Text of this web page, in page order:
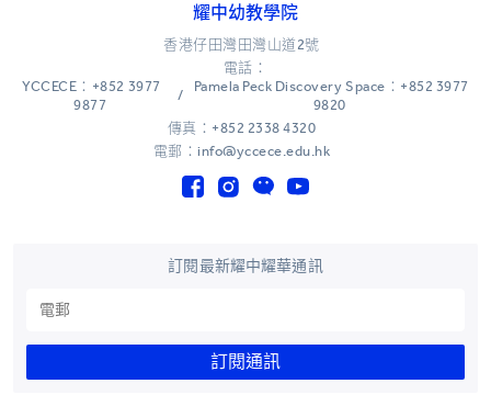
耀中幼教學院
香港仔田灣田灣山道2號
電話：
YCCECE：+852 3977
9877
/
Pamela Peck Discovery Space：+852 3977
9820
傳真：+852 2338 4320
電郵：info@yccece.edu.hk
訂閱最新耀中耀華通訊
訂閱通訊